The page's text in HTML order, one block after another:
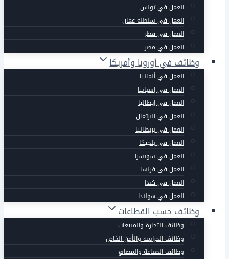
العمل في تونس
العمل في سلطنة عمان
العمل في قطر
العمل في مصر
وظائف في أوروبا وأمريكا
العمل في ألمانيا
العمل في إسبانيا
العمل في إيطاليا
العمل في البرتغال
العمل في بريطانيا
العمل في بلجيكا
العمل في سويسرا
العمل في فرنسا
العمل في كندا
العمل في هولندا
وظائف حسب القطاعات
وظائف التجارة والمبيعات
وظائف الحراسة والأمن الخاص
وظائف الصناعة والمصانع